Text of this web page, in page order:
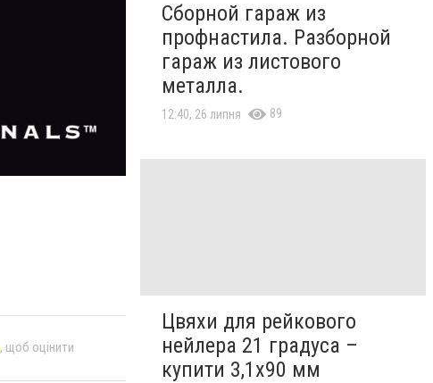
, щоб оцінити
Сборной гараж из
профнастила. Разборной
гараж из листового
металла.
12:40, 26 липня 89
Цвяхи для рейкового
нейлера 21 градуса –
купити 3,1х90 мм